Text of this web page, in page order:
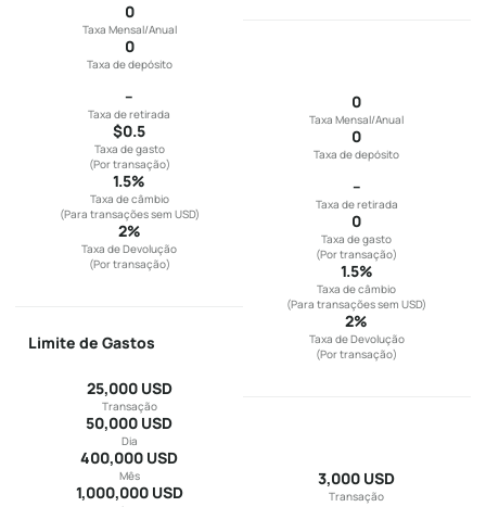
0
Taxa Mensal/Anual
0
Taxa de depósito
--
Taxa de retirada
$0.5
Taxa de gasto
(Por transação)
1.5%
Taxa de câmbio
(Para transações sem USD)
2%
Taxa de Devolução
(Por transação)
Limite de Gastos
25,000 USD
Transação
50,000 USD
Dia
400,000 USD
Mês
1,000,000 USD
0
Taxa Mensal/Anual
0
Taxa de depósito
--
Taxa de retirada
0
Taxa de gasto
(Por transação)
1.5%
Taxa de câmbio
(Para transações sem USD)
2%
Taxa de Devolução
(Por transação)
3,000 USD
Transação